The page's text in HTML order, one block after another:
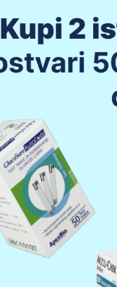
OMRON